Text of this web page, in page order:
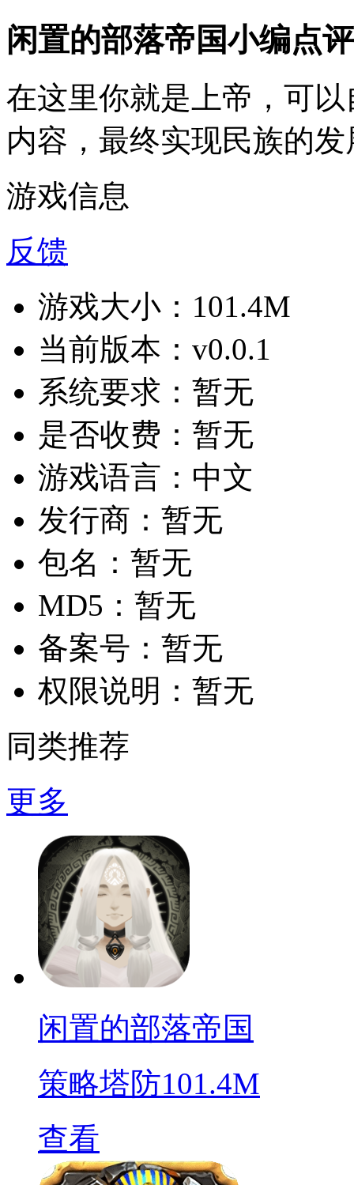
闲置的部落帝国小编点评
在这里你就是上帝，可
内容，最终实现民族的
游戏信息
反馈
游戏大小： 101.4M
当前版本： v0.0.1
系统要求： 暂无
是否收费： 暂无
游戏语言： 中文
发行商： 暂无
包名： 暂无
MD5： 暂无
备案号： 暂无
权限说明： 暂无
同类推荐
更多
闲置的部落帝国
策略塔防101.4M
查看